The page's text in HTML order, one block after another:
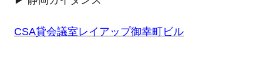
CSA貸会議室レイアップ御幸町ビル